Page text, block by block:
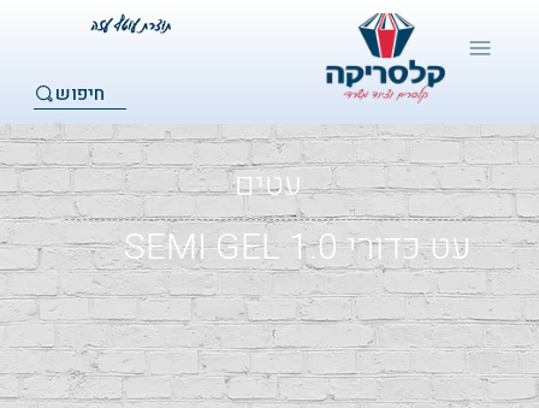
חיפוש
עטים
עט כדורי 1.0 SEMI GEL